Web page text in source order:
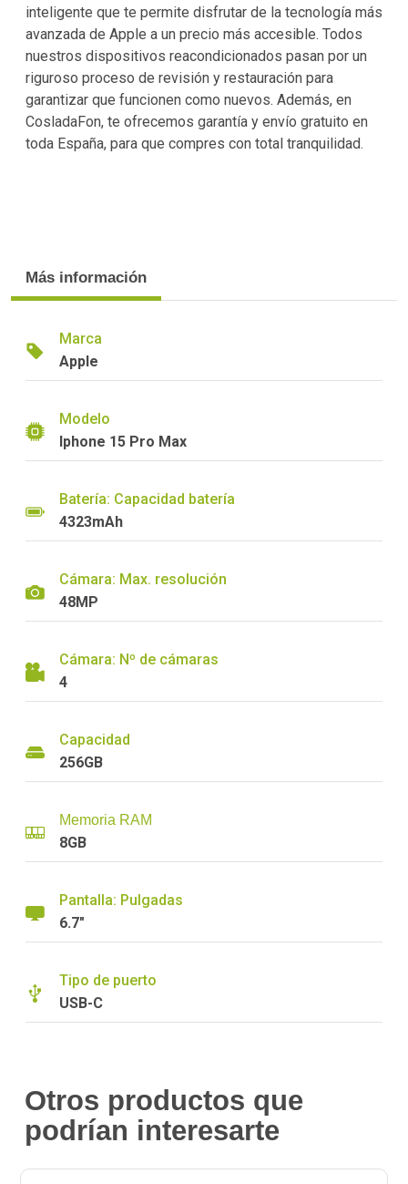
inteligente que te permite disfrutar de la tecnología más
avanzada de Apple a un precio más accesible. Todos
nuestros dispositivos reacondicionados pasan por un
riguroso proceso de revisión y restauración para
garantizar que funcionen como nuevos. Además, en
CosladaFon, te ofrecemos garantía y envío gratuito en
toda España, para que compres con total tranquilidad.
Más información
Marca
Apple
Modelo
Iphone 15 Pro Max
Batería: Capacidad batería
4323mAh
Cámara: Max. resolución
48MP
Cámara: Nº de cámaras
4
Capacidad
256GB
Memoria RAM
8GB
Pantalla: Pulgadas
6.7"
Tipo de puerto
USB-C
Otros productos que
podrían interesarte